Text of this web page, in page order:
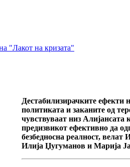
"Лакот на кризата"
Дестабилизирачките ефекти
политиката и заканите од
чувствуваат низ Алијансата
предизвикот ефективно да
безбедносна реалност, велат
Илија Џугуманов и Марија